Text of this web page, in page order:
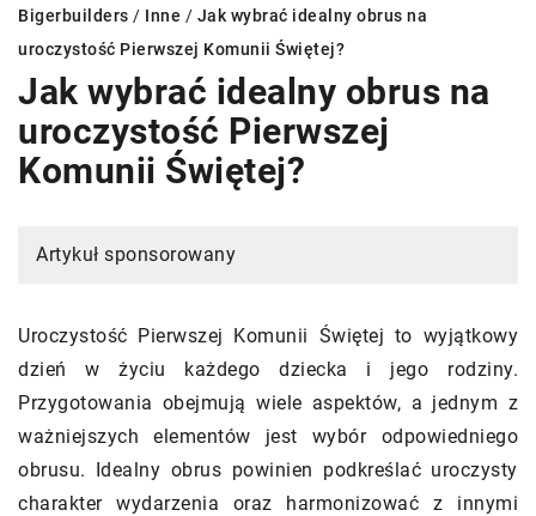
Bigerbuilders / Inne / Jak wybrać idealny obrus na
uroczystość Pierwszej Komunii Świętej?
Jak wybrać idealny obrus na
uroczystość Pierwszej
Komunii Świętej?
Artykuł sponsorowany
Uroczystość Pierwszej Komunii Świętej to wyjątkowy
dzień w życiu każdego dziecka i jego rodziny.
Przygotowania obejmują wiele aspektów, a jednym z
ważniejszych elementów jest wybór odpowiedniego
obrusu. Idealny obrus powinien podkreślać uroczysty
charakter wydarzenia oraz harmonizować z innymi